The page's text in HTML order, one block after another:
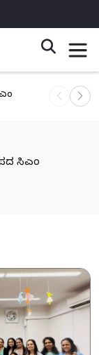
ನಾಳೆ
ಸಿಎಂ